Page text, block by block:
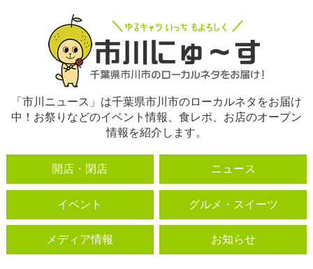
「市川ニュース」は千葉県市川市のローカルネタをお届け
中！お祭りなどのイベント情報、食レポ、お店のオープン
情報を紹介します。
開店・閉店 ニュース
イベント グルメ・スイーツ
メディア情報 お知らせ